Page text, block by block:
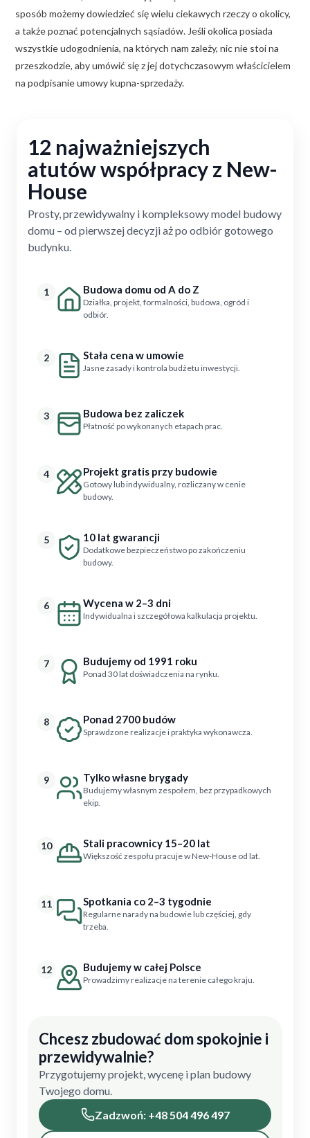
sposób możemy dowiedzieć się wielu ciekawych rzeczy o okolicy,
a także poznać potencjalnych sąsiadów. Jeśli okolica posiada
wszystkie udogodnienia, na których nam zależy, nic nie stoi na
przeszkodzie, aby umówić się z jej dotychczasowym właścicielem
na podpisanie umowy kupna-sprzedaży.
12 najważniejszych
atutów współpracy z New-
House
Prosty, przewidywalny i kompleksowy model budowy
domu – od pierwszej decyzji aż po odbiór gotowego
budynku.
1 Budowa domu od A do Z
Działka, projekt, formalności, budowa, ogród i
odbiór.
2 Stała cena w umowie
Jasne zasady i kontrola budżetu inwestycji.
3 Budowa bez zaliczek
Płatność po wykonanych etapach prac.
4 Projekt gratis przy budowie
Gotowy lub indywidualny, rozliczany w cenie
budowy.
5 10 lat gwarancji
Dodatkowe bezpieczeństwo po zakończeniu
budowy.
6 Wycena w 2–3 dni
Indywidualna i szczegółowa kalkulacja projektu.
7 Budujemy od 1991 roku
Ponad 30 lat doświadczenia na rynku.
8 Ponad 2700 budów
Sprawdzone realizacje i praktyka wykonawcza.
9 Tylko własne brygady
Budujemy własnym zespołem, bez przypadkowych
ekip.
10 Stali pracownicy 15–20 lat
Większość zespołu pracuje w New-House od lat.
11 Spotkania co 2–3 tygodnie
Regularne narady na budowie lub częściej, gdy
trzeba.
12 Budujemy w całej Polsce
Prowadzimy realizacje na terenie całego kraju.
Chcesz zbudować dom spokojnie i
przewidywalnie?
Przygotujemy projekt, wycenę i plan budowy
Twojego domu.
Zadzwoń: +48 504 496 497